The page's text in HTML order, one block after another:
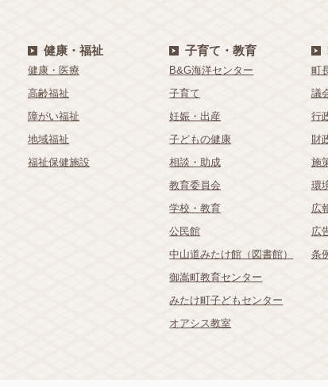
健康・福祉
健康・医療
高齢福祉
障がい福祉
地域福祉
福祉保健施設
子育て・教育
B&G海洋センター
子育て
妊娠・出産
子どもの健康
相談・助成
教育委員会
学校・教育
公民館
中山道みたけ館（図書館）
御嵩町教育センター
みたけ町子どもセンター
オアシス教室
町
議
行
財
施
環
広
広
条